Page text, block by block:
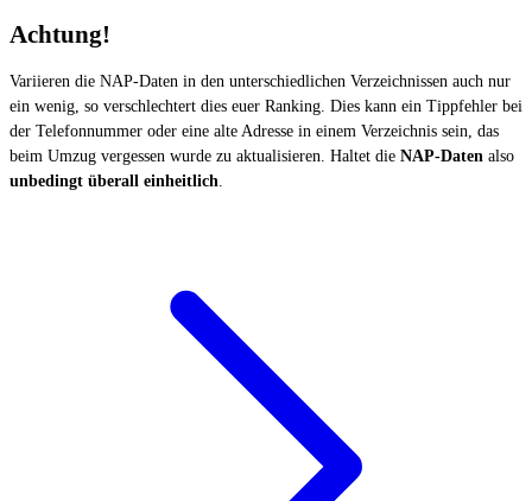
Achtung!
Variieren die NAP-Daten in den unterschiedlichen Verzeichnissen auch nur
ein wenig, so verschlechtert dies euer Ranking. Dies kann ein Tippfehler bei
der Telefonnummer oder eine alte Adresse in einem Verzeichnis sein, das
beim Umzug vergessen wurde zu aktualisieren. Haltet die NAP-Daten also
unbedingt überall einheitlich